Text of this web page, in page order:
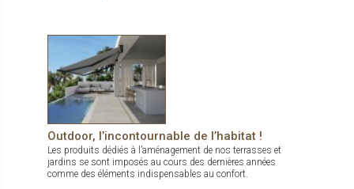
Outdoor, l’incontournable de l’habitat !
Les produits dédiés à l’aménagement de nos terrasses et
jardins se sont imposés au cours des dernières années
comme des éléments indispensables au confort.